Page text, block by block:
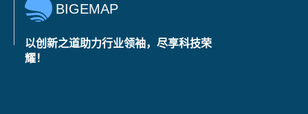
BIGEMAP
以创新之道助力行业领袖，尽享科技荣
耀！